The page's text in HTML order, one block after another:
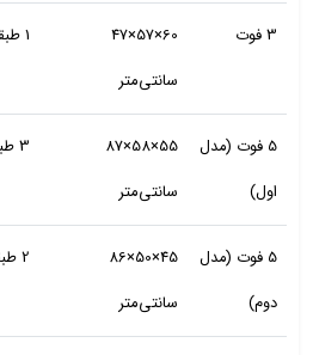
3 فوت
60×57×47
سانتی‌متر
1 طبقه
5 فوت (مدل
اول)
55×58×87
سانتی‌متر
3 طبقه
5 فوت (مدل
دوم)
45×50×86
سانتی‌متر
2 طبقه